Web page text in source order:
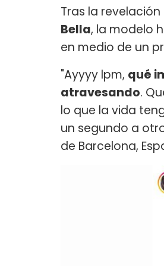
Tras la
Bella, la modelo
en medio de un
"Ayyyy lpm, qué
atravesando.
lo que la vida
un segundo a
de Barcelona,